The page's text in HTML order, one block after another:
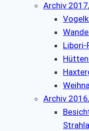
Archiv 2017
Libori-
Archiv 2016